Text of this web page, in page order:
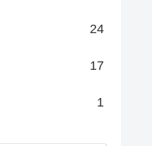
24
17
1